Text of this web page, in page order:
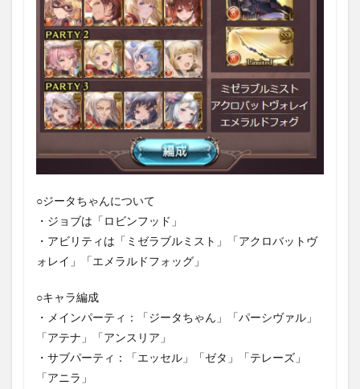
○ジータちゃんについて
・ジョブは「ロビンフッド」
・アビリティは「ミゼラブルミスト」「アクロバットヴ
ォレイ」「エメラルドフォッグ」
○キャラ編成
・メインパーティ：「ジータちゃん」「パーシヴァル」
「アテナ」「アンスリア」
・サブパーティ：「エッセル」「ゼタ」「テレーズ」
「アニラ」